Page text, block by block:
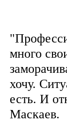
много
хочу.
есть. И
Маскаев.